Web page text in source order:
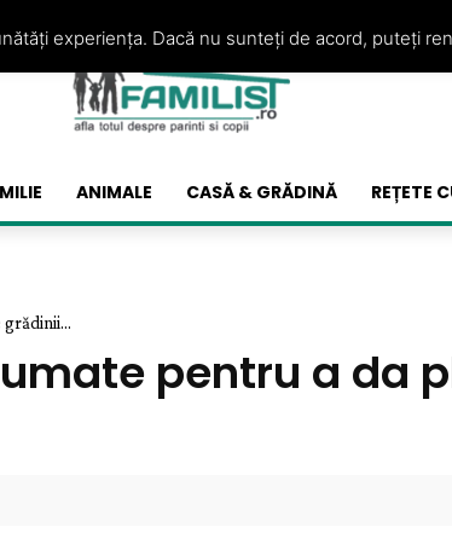
ANIMALE CASĂ & GRĂDINĂ REȚETE
pentru a da
experiența. Dacă nu sunteți de acord, puteți